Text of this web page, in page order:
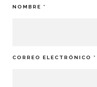
NOMBRE *
CORREO ELECTRÓNICO *